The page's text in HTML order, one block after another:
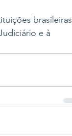
brasileiras
e à